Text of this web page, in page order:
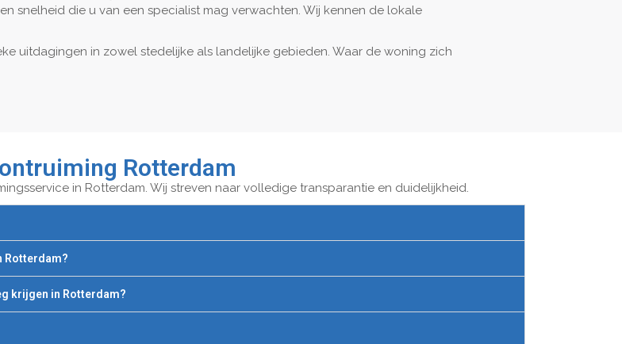
snelheid die u van een specialist mag verwachten. Wij kennen de lokale
uitdagingen in zowel stedelijke als landelijke gebieden. Waar de woning zich
Rotterdam
in Rotterdam. Wij streven naar volledige transparantie en duidelijkheid.
Rotterdam?
krijgen in Rotterdam?